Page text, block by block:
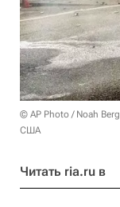
© AP Photo / Noah
США
Читать ria.ru в